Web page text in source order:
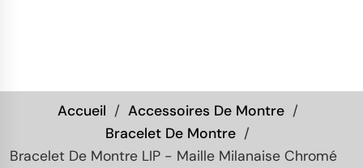
Accueil
Accessoires De Montre
Bracelet De Montre
Bracelet De Montre LIP - Maille Milanaise Chromé